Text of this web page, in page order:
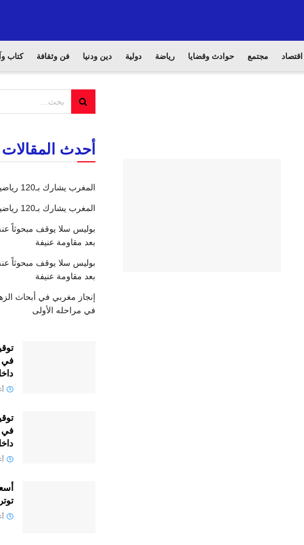
اقتصاد مجتمع حوادث وقضايا رياضة دولية دين ودنيا فن وثقافة كتاب
أحدث المقالات
المغرب يشارك بـ120 رياضيا في دورة تارانتو 2026
المغرب يشارك بـ120 رياضيا في دورة تارانتو 2026
بوليس سلا يوقف مبحوثاً
بعد مقاومة عنيفة
بوليس سلا يوقف مبحوثاً
بعد مقاومة عنيفة
إنجاز مغربي في أبحاث
في مراحله الأولى
في
في